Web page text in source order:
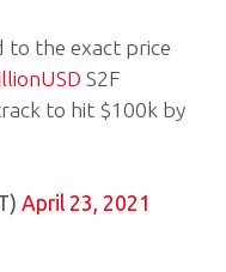
to the exact price
S2F
to hit $100k by
April 23, 2021